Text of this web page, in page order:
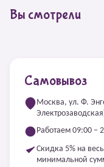
Вы смотрели
Самовывоз
Москва, ул. Ф.
Работаем 09:00 –
Скидка 5% на
минимальной